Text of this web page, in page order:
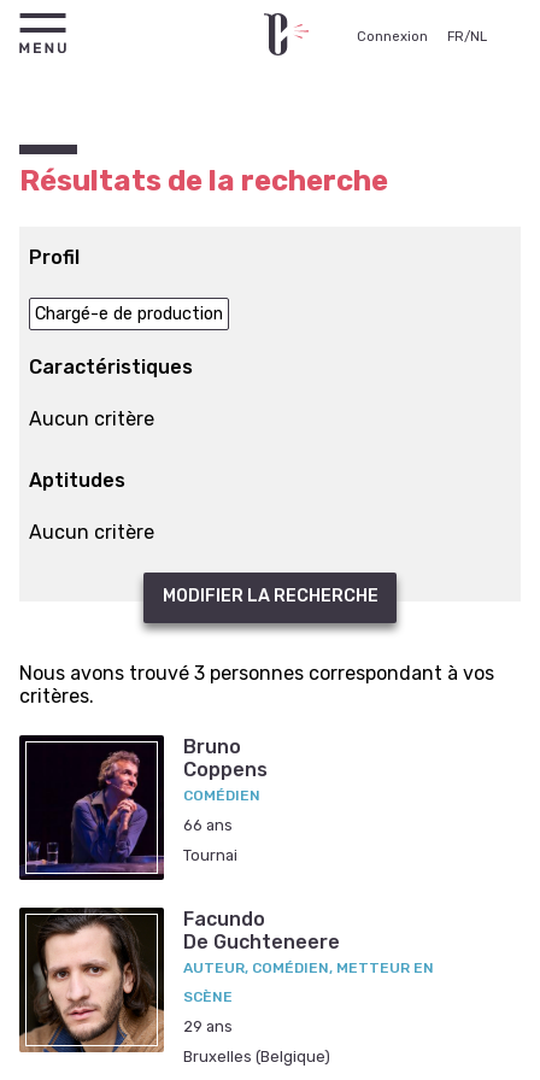
Connexion FR/NL
Résultats de la recherche
Profil
Chargé-e de production
Caractéristiques
Aucun critère
Aptitudes
Aucun critère
MODIFIER LA RECHERCHE
Nous avons trouvé 3 personnes correspondant à vos
critères.
Bruno
Coppens
COMÉDIEN
66 ans
Tournai
Facundo
De Guchteneere
AUTEUR, COMÉDIEN, METTEUR EN
SCÈNE
29 ans
Bruxelles (Belgique)